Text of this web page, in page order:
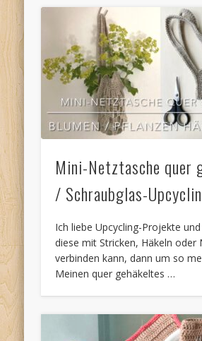
Mini-Netztasche quer
/ Schraubglas-
Ich liebe Upcycling-Projekte
diese mit Stricken, Häkeln oder
verbinden kann, dann um so
Meinen quer gehäkeltes …